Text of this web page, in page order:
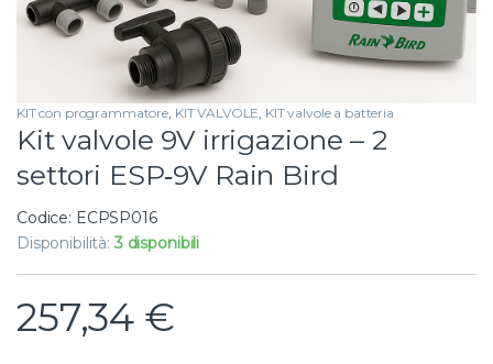
KIT con programmatore, KIT VALVOLE, KIT valvole a batteria
Kit valvole 9V irrigazione – 2
settori ESP‑9V Rain Bird
Codice: ECPSP016
Disponibilità:3 disponibili
257,34 €